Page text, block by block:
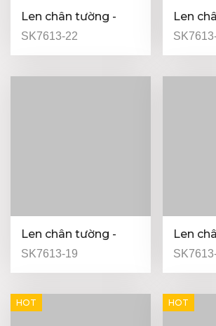
Len chân tường -
13mm
SK7613-22
Len
Peru -
Len chân tường -
13mm
SK7613-19
Len
13mm
HOT HOT